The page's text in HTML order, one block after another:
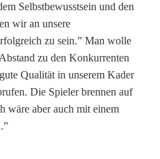
Selbstbewusstsein und den
wir an unsere
zu sein.” Man wolle
zu den Konkurrenten
Qualität in unserem Kader
Die Spieler brennen auf
wäre aber auch mit einem